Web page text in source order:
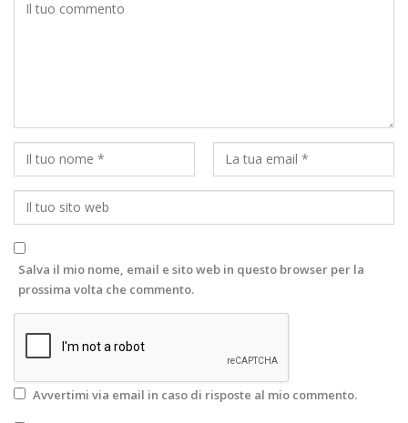
Salva il mio nome, email e sito web in questo browser per la
prossima volta che commento.
Avvertimi via email in caso di risposte al mio commento.